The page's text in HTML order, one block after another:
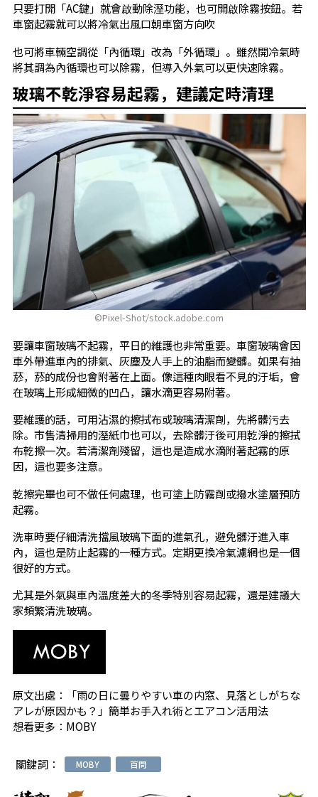
只要打開「AC鍵」就會啟動除溼功能，也可開啟除霧按鈕。若
車窗起霧就可以將冷氣出風口朝車窗方向吹
也可將車輛空調從「內循環」改為「外循環」。雖然開冷氣時
將其調為內循環也可以除霧，但導入外氣可以更快速除霧。
玻璃不乾淨容易起霧，建議定時清理
©︎Pixel-Shot/stock.adobe.com
要讓車窗玻璃不起霧，平日的維護也非常重要。車窗玻璃會因
車外帶進車內的排氣、灰塵及人手上的油脂而變髒。如果有抽
菸，菸的成份也會附著在上面。像這種肉眼看不見的汙垢，會
在玻璃上形成細微的凹凸，讓水滴更容易附著。
要維護的話，可用沾濕的擦拭布或玻璃清潔劑，先將髒污去
除。市售清掃用的溼紙巾也可以，去除髒汙後可用乾淨的擦拭
布乾擦一次。若清潔劑殘留，這也是造成水滴附著起霧的原
因，這也要多注意。
乾擦完畢也可不做任何處理，也可塗上防霧劑或撥水塗層預防
起霧。
洗車時要仔細清洗擋風玻璃下面的進氣孔，避免髒汙進入車
內，這也是防止起霧的一種方式。定期更換冷氣濾網也是一個
很好的方式。
尤其是外氣與車內溫度差大的冬季特別容易起霧，還是建議大
家頻繁清洗玻璃。
原文出處：
「雨の日に曇りやすい車の内窓、見落としがちな
アレが原因かも？」簡単お手入れ術とエアコン活用法
想看更多： MOBY
關鍵詞： MOBY 百問